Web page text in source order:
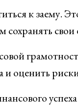
к заему.
сохранять
и оценить